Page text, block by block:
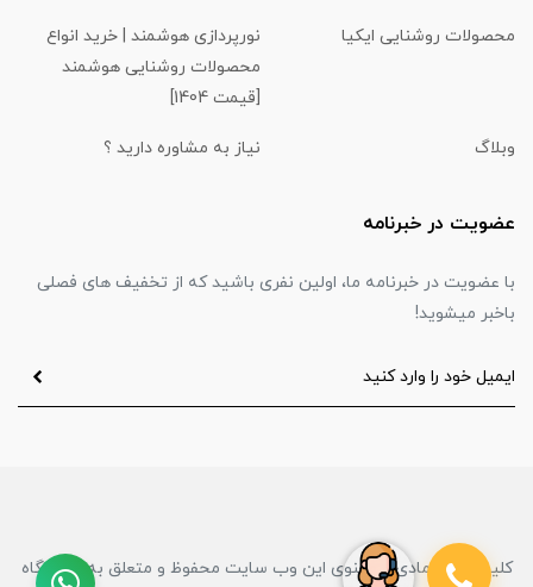
محصولات روشنایی ایکیا
نورپردازی هوشمند | خرید انواع
محصولات روشنایی هوشمند
[قیمت 1404]
وبلاگ نیاز به مشاوره دارید ؟
عضویت در خبرنامه
با عضویت در خبرنامه ما، اولین نفری باشید که از تخفیف های فصلی
باخبر میشوید!
کلیه حقوق مادی و معنوی این وب سایت محفوظ و متعلق به فروشگاه